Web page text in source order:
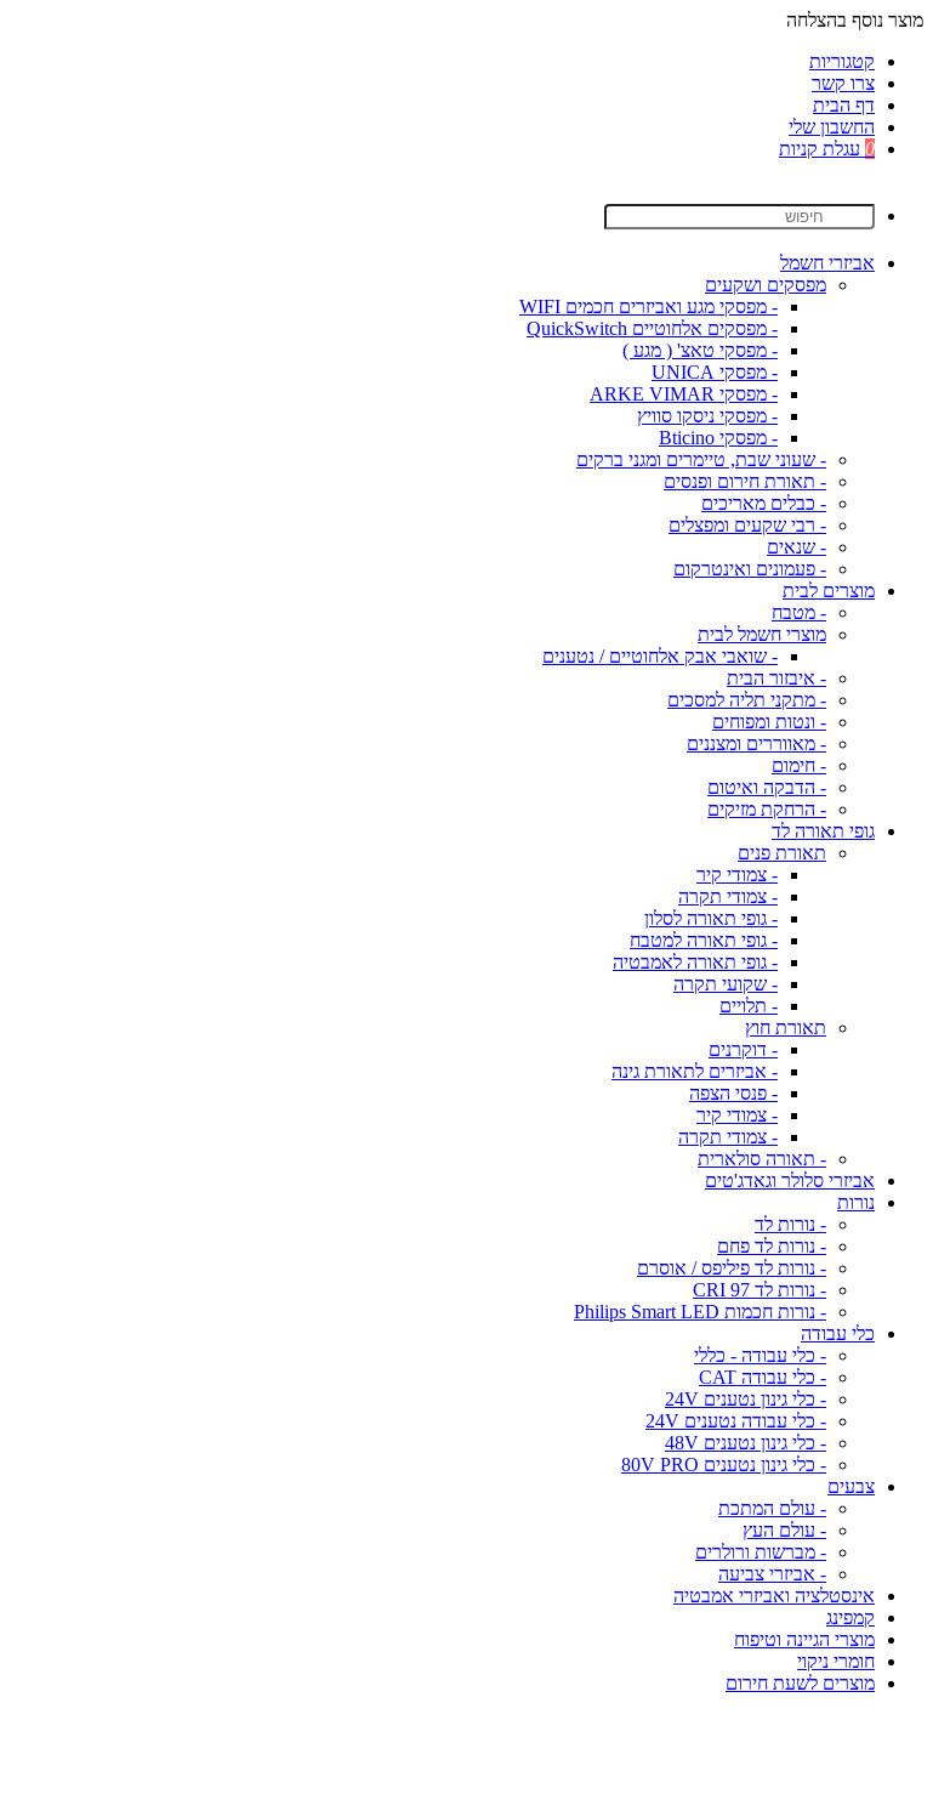
מוצר נוסף בהצלחה
קטגוריות
צרו קשר
דף הבית
החשבון שלי
0 עגלת קניות
אביזרי חשמל
מפסקים ושקעים
- מפסקי מגע ואביזרים חכמים WIFI
- מפסקים אלחוטיים QuickSwitch
- מפסקי טאצ' ( מגע )
- מפסקי UNICA
- מפסקי ARKE VIMAR
- מפסקי ניסקו סוויץ
- מפסקי Bticino
- שעוני שבת, טיימרים ומגני ברקים
- תאורת חירום ופנסים
- כבלים מאריכים
- רבי שקעים ומפצלים
- שנאים
- פעמונים ואינטרקום
מוצרים לבית
- מטבח
מוצרי חשמל לבית
- שואבי אבק אלחוטיים / נטענים
- איבזור הבית
- מתקני תליה למסכים
- ונטות ומפוחים
- מאווררים ומצננים
- חימום
- הדבקה ואיטום
- הרחקת מזיקים
גופי תאורה לד
תאורת פנים
- צמודי קיר
- צמודי תקרה
- גופי תאורה לסלון
- גופי תאורה למטבח
- גופי תאורה לאמבטיה
- שקועי תקרה
- תלויים
תאורת חוץ
- דוקרנים
- אביזרים לתאורת גינה
- פנסי הצפה
- צמודי קיר
- צמודי תקרה
- תאורה סולארית
אביזרי סלולר וגאדג'טים
נורות
- נורות לד
- נורות לד פחם
- נורות לד פיליפס / אוסרם
- נורות לד CRI 97
- נורות חכמות Philips Smart LED
כלי עבודה
- כלי עבודה - כללי
- כלי עבודה CAT
- כלי גינון נטענים 24V
- כלי עבודה נטענים 24V
- כלי גינון נטענים 48V
- כלי גינון נטענים 80V PRO
צבעים
- עולם המתכת
- עולם העץ
- מברשות ורולרים
- אביזרי צביעה
אינסטלציה ואביזרי אמבטיה
קמפינג
מוצרי הגיינה וטיפוח
חומרי ניקוי
מוצרים לשעת חירום